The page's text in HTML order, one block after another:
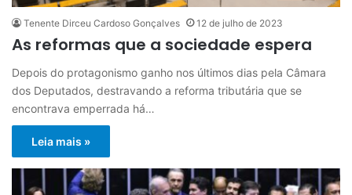
Tenente Dirceu Cardoso Gonçalves 12 de julho de 2023
As reformas que a sociedade espera
Depois do protagonismo ganho nos últimos dias pela Câmara
dos Deputados, destravando a reforma tributária que se
encontrava emperrada há…
Leia mais »